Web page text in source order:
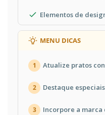
Elementos de
MENU DICAS
1 Atualize pratos
2 Destaque
3 Incorpore a